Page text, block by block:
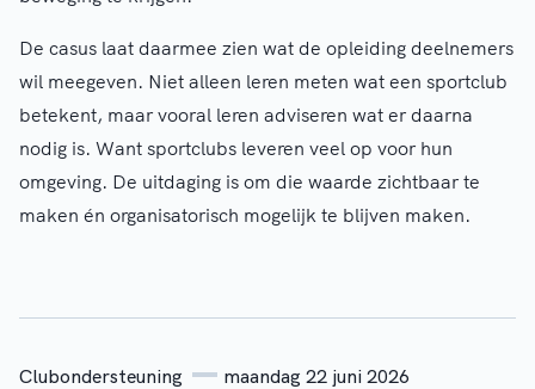
De casus laat daarmee zien wat de opleiding deelnemers
wil meegeven. Niet alleen leren meten wat een sportclub
betekent, maar vooral leren adviseren wat er daarna
nodig is. Want sportclubs leveren veel op voor hun
omgeving. De uitdaging is om die waarde zichtbaar te
maken én organisatorisch mogelijk te blijven maken.
Clubondersteuning maandag 22 juni 2026